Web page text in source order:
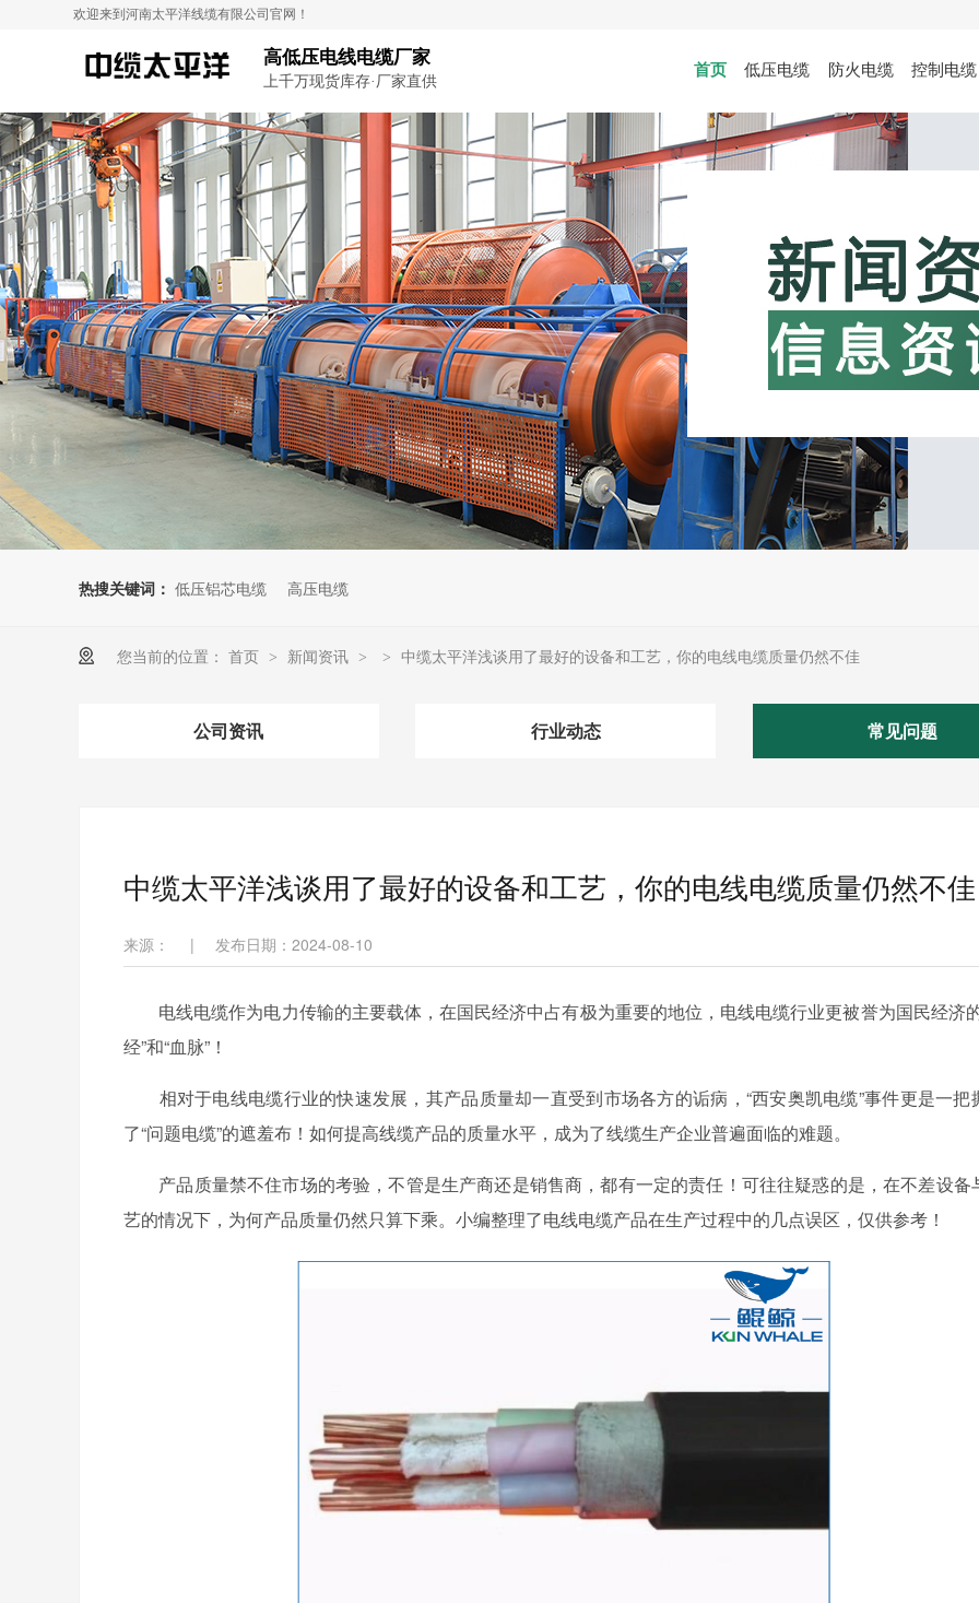
欢迎来到河南太平洋线缆有限公司官网！
高低压电线电缆厂家
上千万现货库存·厂家直供
首页 低压电缆 防火电缆 控制电缆
热搜关键词： 低压铝芯电缆 高压电缆
您当前的位置： 首页 > 新闻资讯 > > 中缆太平洋浅谈用了最好的设备和工艺，你的电线电缆质量仍然不佳
公司资讯 行业动态 常见问题
中缆太平洋浅谈用了最好的设备和工艺，你的电线电缆质量仍然不佳
来源： | 发布日期：2024-08-10
电线电缆作为电力传输的主要载体，在国民经济中占有极为重要的地位，电线电缆行业更被誉为国民经济
经”和“血脉”！
相对于电线电缆行业的快速发展，其产品质量却一直受到市场各方的诟病，“西安奥凯电缆”事件更是一把
了“问题电缆”的遮羞布！如何提高线缆产品的质量水平，成为了线缆生产企业普遍面临的难题。
产品质量禁不住市场的考验，不管是生产商还是销售商，都有一定的责任！可往往疑惑的是，在不差设备
艺的情况下，为何产品质量仍然只算下乘。小编整理了电线电缆产品在生产过程中的几点误区，仅供参考！